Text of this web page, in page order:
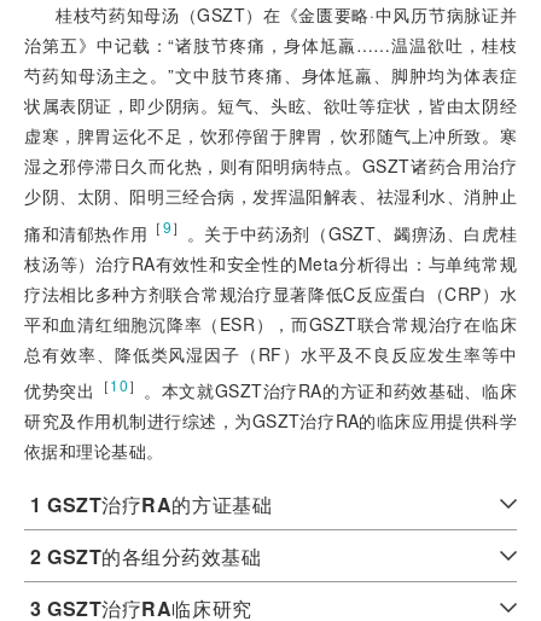
桂枝芍药知母汤（GSZT）在《金匮要略·中风历节病脉证并
治第五》中记载：“诸肢节疼痛，身体尪羸……温温欲吐，桂枝
芍药知母汤主之。”文中肢节疼痛、身体尪羸、脚肿均为体表症
状属表阴证，即少阴病。短气、头眩、欲吐等症状，皆由太阴经
虚寒，脾胃运化不足，饮邪停留于脾胃，饮邪随气上冲所致。寒
湿之邪停滞日久而化热，则有阳明病特点。GSZT诸药合用治疗
少阴、太阴、阳明三经合病，发挥温阳解表、祛湿利水、消肿止
痛和清郁热作用 ［9］
。关于中药汤剂（GSZT、蠲痹汤、白虎桂
枝汤等）治疗RA有效性和安全性的Meta分析得出：与单纯常规
疗法相比多种方剂联合常规治疗显著降低C反应蛋白（CRP）水
平和血清红细胞沉降率（ESR），而GSZT联合常规治疗在临床
总有效率、降低类风湿因子（RF）水平及不良反应发生率等中
优势突出
［10］ 。本文就GSZT治疗RA的方证和药效基础、临床
研究及作用机制进行综述，为GSZT治疗RA的临床应用提供科学
依据和理论基础。
1 GSZT治疗RA的方证基础
2 GSZT的各组分药效基础
3 GSZT治疗RA临床研究